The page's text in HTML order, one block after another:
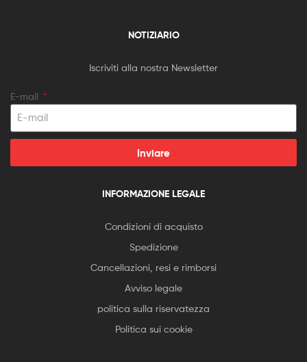
NOTIZIARIO
Iscriviti alla nostra Newsletter
E-mail
Inviare
INFORMAZIONE LEGALE
Condizioni di acquisto
Spedizione
Cancellazioni, resi e rimborsi
Avviso legale
politica sulla riservatezza
Politica sui cookie